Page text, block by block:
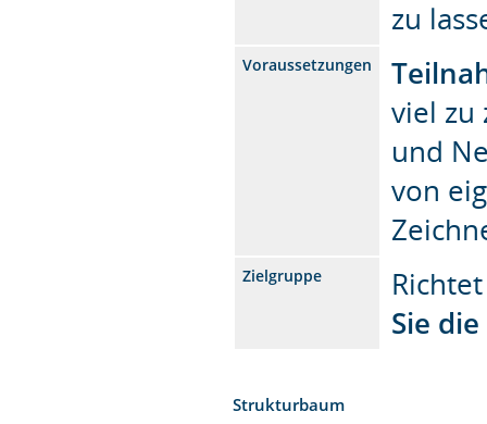
zu
Voraussetzungen
viel zu
und
von
Zielgruppe
Sie
Strukturbaum